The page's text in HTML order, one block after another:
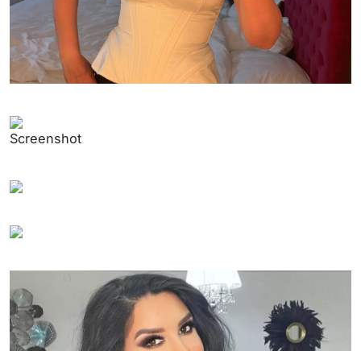
Screenshot